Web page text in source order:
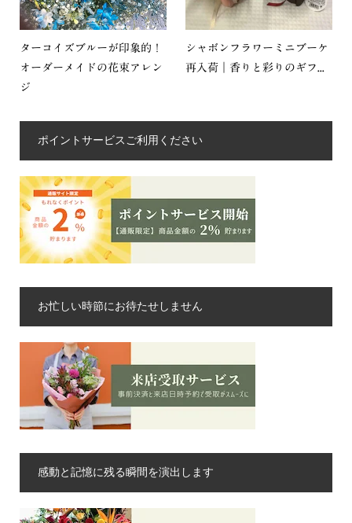
ターコイズブルーが印象的！
オーダーメイドの花束アレン
ジ
シャボンフラワーミニブーケ
再入荷｜香りと彩りのギフ...
ポイントサービスご利用ください
お忙しい時節にお待たせしません
感動と記憶に残る瞬間を演出します